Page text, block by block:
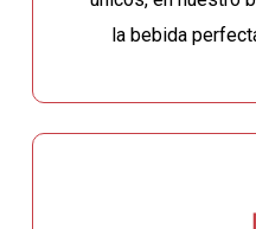
la bebida